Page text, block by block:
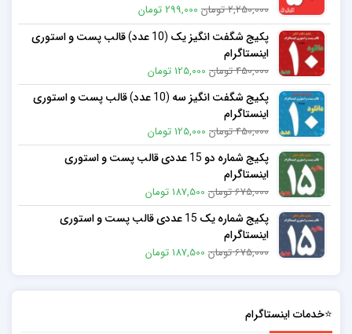
2,250,000 تومان 299,000 تومان
پکیج شگفت انگیز یک (10 عدد) قالب پست و استوری
اینستاگرام
450,000 تومان 125,000 تومان
پکیج شگفت انگیز سه (10 عدد) قالب پست و استوری
اینستاگرام
450,000 تومان 125,000 تومان
پکیج شماره دو 15 عددی قالب پست و استوری
اینستاگرام
675,000 تومان 187,500 تومان
پکیج شماره یک 15 عددی قالب پست و استوری
اینستاگرام
675,000 تومان 187,500 تومان
⭐خدمات اینستاگرام